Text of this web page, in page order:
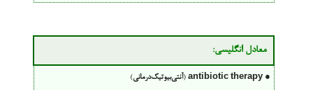
معادل انگلیسی:
●
antibiotic therapy
(آنتی‌بیوتیک‌درمانی)